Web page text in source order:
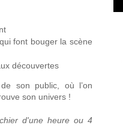
font bouger la scène
découvertes
son public, où l’on
son univers !
d'une heure ou 4